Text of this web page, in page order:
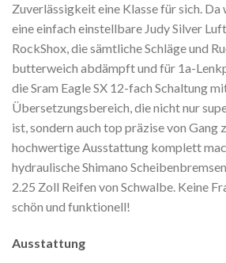
Zuverlässigkeit eine Klasse für sich.
eine einfach einstellbare Judy Silver
RockShox, die sämtliche Schläge und
butterweich abdämpft und für 1a-
die Sram Eagle SX 12-fach Schaltung
Übersetzungsbereich, die nicht nur
ist, sondern auch top präzise von Gang
hochwertige Ausstattung komplett
hydraulische Shimano
2.25 Zoll Reifen von Schwalbe. Keine
schön und funktionell!
Ausstattung